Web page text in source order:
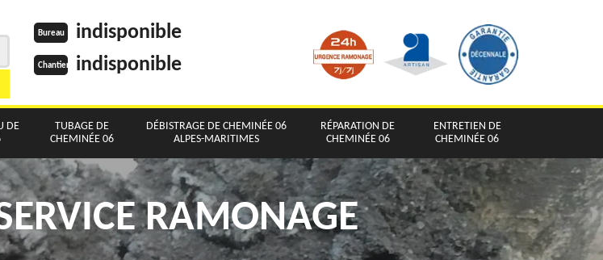
Bureau indisponible
Chantier indisponible
DE
TUBAGE DE
CHEMINÉE 06
DÉBISTRAGE DE CHEMINÉE 06
ALPES-MARITIMES
RÉPARATION DE
CHEMINÉE 06
ENTRETIEN DE
CHEMINÉE 06
RAMONAGE